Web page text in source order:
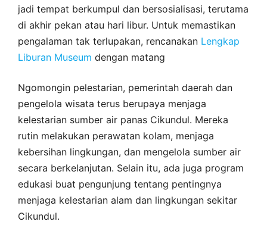
jadi tempat berkumpul dan bersosialisasi, terutama
di akhir pekan atau hari libur. Untuk memastikan
pengalaman tak terlupakan, rencanakan Lengkap
Liburan Museum dengan matang
Ngomongin pelestarian, pemerintah daerah dan
pengelola wisata terus berupaya menjaga
kelestarian sumber air panas Cikundul. Mereka
rutin melakukan perawatan kolam, menjaga
kebersihan lingkungan, dan mengelola sumber air
secara berkelanjutan. Selain itu, ada juga program
edukasi buat pengunjung tentang pentingnya
menjaga kelestarian alam dan lingkungan sekitar
Cikundul.